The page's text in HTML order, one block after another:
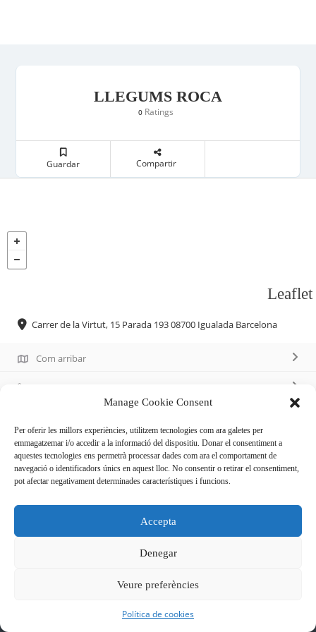
Manage Cookie Consent
Per oferir les millors experiències, utilitzem tecnologies com ara galetes per
emmagatzemar i/o accedir a la informació del dispositiu. Donar el consentiment a
aquestes tecnologies ens permetrà processar dades com ara el comportament de
navegació o identificadors únics en aquest lloc. No consentir o retirar el consentiment,
pot afectar negativament determinades característiques i funcions.
Accepta
Denegar
Veure preferències
Política de cookies
LLEGUMS ROCA
0 Ratings
Guardar Compartir
Leaflet
Carrer de la Virtut, 15 Parada 193 08700 Igualada Barcelona
Com arribar
Descripció
Llegums